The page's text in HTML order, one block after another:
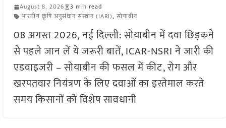
August 8, 2026
3 min read
भारतीय कृषि अनुसंधान संस्थान (IARI), सोयाबीन
08 अगस्त 2026, नई दिल्ली: सोयाबीन में दवा छिड़कने
से पहले जान लें ये जरूरी बातें, ICAR-NSRI ने जारी की
एडवाइजरी – सोयाबीन की फसल में कीट, रोग और
खरपतवार नियंत्रण के लिए दवाओं का इस्तेमाल करते
समय किसानों को विशेष सावधानी